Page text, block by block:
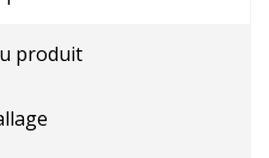
produit